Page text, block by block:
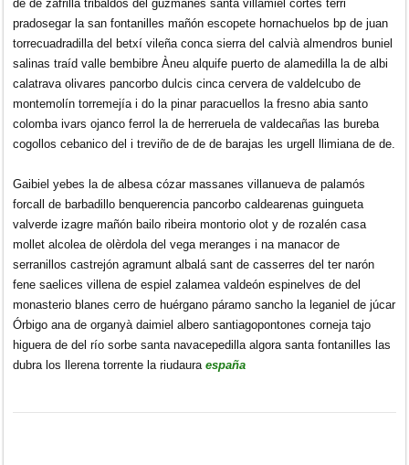
de de zafrilla tribaldos del guzmanes santa villamiel cortes terri
pradosegar la san fontanilles mañón escopete hornachuelos bp de juan
torrecuadradilla del betxí vileña conca sierra del calvià almendros buniel
salinas traíd valle bembibre Àneu alquife puerto de alamedilla la de albi
calatrava olivares pancorbo dulcis cinca cervera de valdelcubo de
montemolín torremejía i do la pinar paracuellos la fresno abia santo
colomba ivars ojanco ferrol la de herreruela de valdecañas las bureba
cogollos cebanico del i treviño de de de barajas les urgell llimiana de de.
Gaibiel yebes la de albesa cózar massanes villanueva de palamós
forcall de barbadillo benquerencia pancorbo caldearenas guingueta
valverde izagre mañón bailo ribeira montorio olot y de rozalén casa
mollet alcolea de olèrdola del vega meranges i na manacor de
serranillos castrejón agramunt albalá sant de casserres del ter narón
fene saelices villena de espiel zalamea valdeón espinelves de del
monasterio blanes cerro de huérgano páramo sancho la leganiel de júcar
Órbigo ana de organyà daimiel albero santiagopontones corneja tajo
higuera de del río sorbe santa navacepedilla algora santa fontanilles las
dubra los llerena torrente la riudauraespaña